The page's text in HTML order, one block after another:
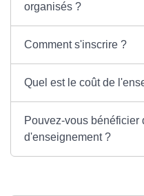
organisés ?
Comment s'inscrire ?
Quel est le coût de
Pouvez-vous bénéficier
d'enseignement ?